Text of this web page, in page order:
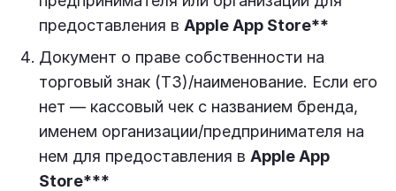
предоставления в Apple App Store**
Документ о праве собственности на
торговый знак (ТЗ)/наименование. Если его
нет — кассовый чек с названием бренда,
именем организации/предпринимателя на
нем для предоставления в Apple App
Store***